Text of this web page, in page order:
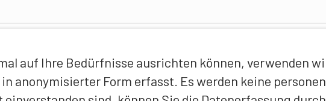
auf Ihre Bedürfnisse ausrichten können, verwenden
anonymisierter Form erfasst. Es werden keine